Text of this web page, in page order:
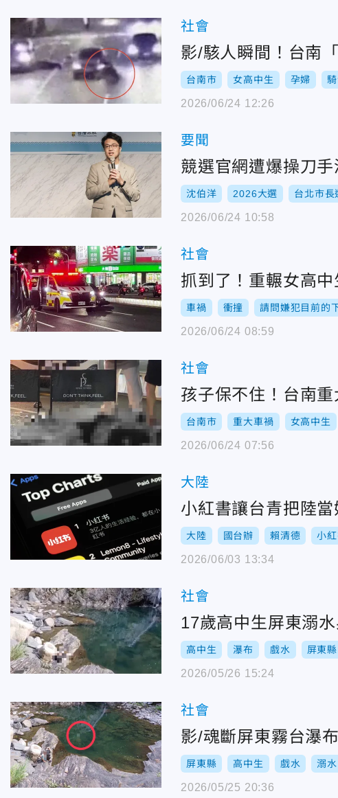
社會
影/駭人瞬間！台南
台南市 女高中生 孕婦
2026/06/24 12:26
要聞
競選官網遭爆操刀
沈伯洋 2026大選 台北市長
2026/06/24 10:58
社會
抓到了！重輾女高
車禍 衝撞 請問嫌犯目前的
2026/06/24 08:59
社會
孩子保不住！台南
台南市 重大車禍 女高中生
2026/06/24 07:56
大陸
小紅書讓台青把陸
大陸 國台辦 賴清德 小
2026/06/03 13:34
社會
17歲高中生屏東溺
高中生 瀑布 戲水 屏東縣
2026/05/26 15:24
社會
影/魂斷屏東霧台瀑
屏東縣 高中生 戲水 溺水
2026/05/25 20:36